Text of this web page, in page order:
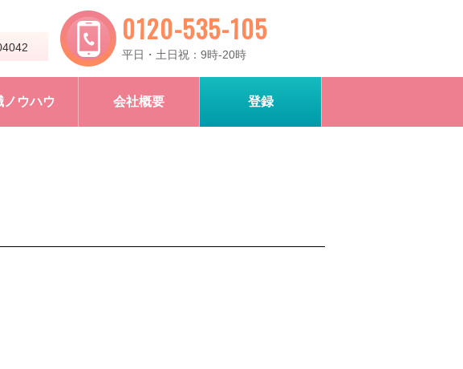
0120-535-105
平日・土日祝：9時-20時
ノウハウ 会社概要 登録